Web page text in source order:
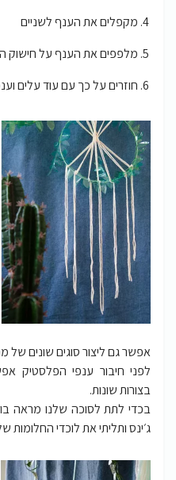
מקפלים את הענף לשניים
מלפפים את הענף על חישוק
חוזרים על כך עם עוד עלים
אפשר גם ליצור סוגים שונים של
לפני חיבור ענפי הפלסטיק
בצורות שונות.
בכדי לתת לסוכה שלנו מראה
ג׳ינס ותליתי את לוכדי החלומות